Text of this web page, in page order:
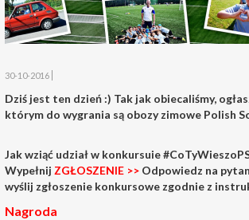
30-10-2016
Dziś jest ten dzień :) Tak jak obiecaliśmy,
którym do wygrania są obozy zimowe Polish
Jak wziąć udział w konkursuie
Wypełnij ZGŁOSZENIE >> Odpowiedz na
wyślij zgłoszenie konkursowe zgodnie z
Nagroda